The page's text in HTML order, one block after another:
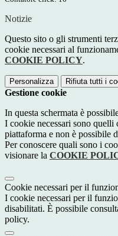
Notizie
Questo sito o gli strumenti
cookie necessari al
COOKIE POLICY.
Personalizza Rifiuta tutti i
Gestione cookie
In questa schermata è
I cookie necessari sono
piattaforma e non è possibile
Per conoscere quali sono i
visionare la COOKIE
Cookie necessari per il
I cookie necessari per il
disabilitati. È possibile
policy.